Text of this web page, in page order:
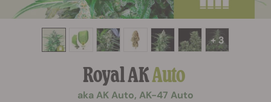
+ 3
Royal AKAuto
aka AK Auto, AK-47 Auto